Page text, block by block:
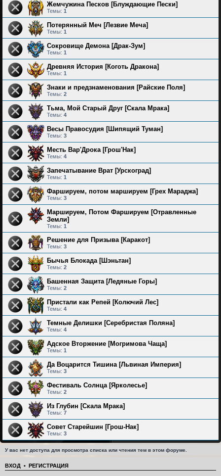
Жемчужина Песков [Блуждающие Пески]
Темы: 1
Потерянный Меч [Лезвие Меча]
Темы: 1
Сокровище Демона [Драк-Зум]
Темы: 1
Древняя История [Коготь Дракона]
Темы: 1
Знаки и предзнаменования [Райские Поля]
Темы: 2
Тьма, Мой Старый Друг [Скала Мрака]
Темы: 4
Весы Правосудия [Шипящий Туман]
Темы: 3
Месть Вар'Дрока [Грош'Нак]
Темы: 4
Запечатывание Врат [Урскоград]
Темы: 1
Фаршируем, потом маршируем [Грех Мараджа]
Темы: 3
Маршируем, Потом Фаршируем [Отравленные
Земли]
Темы: 1
Решение для Призыва [Каракот]
Темы: 3
Бычья Блокада [Шэньтан]
Темы: 2
Башенная Защита [Ледяные Горы]
Темы: 2
Пристали как Репей [Колючий Лес]
Темы: 4
Темные Делишки [Серебристая Поляна]
Темы: 4
Адское Вторжение [Могримова Чаща]
Темы: 1
Да Воцарится Тишина [Львиная Империя]
Темы: 3
Фестиваль Солнца [Ярколесье]
Темы: 2
Из Глубин [Скала Мрака]
Темы: 7
Совет Старейшин [Грош-Нак]
Темы: 3
У вас нет доступа для просмотра списка или чтения тем в этом форуме.
ВХОД • РЕГИСТРАЦИЯ